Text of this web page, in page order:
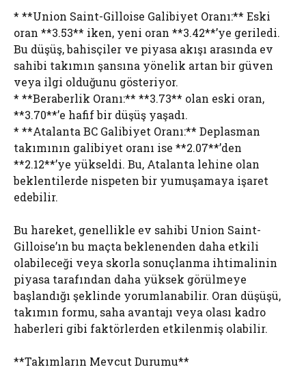
* **Union Saint-Gilloise Galibiyet Oranı:** Eski
oran **3.53** iken, yeni oran **3.42**’ye geriledi.
Bu düşüş, bahisçiler ve piyasa akışı arasında ev
sahibi takımın şansına yönelik artan bir güven
veya ilgi olduğunu gösteriyor.
* **Beraberlik Oranı:** **3.73** olan eski oran,
**3.70**’e hafif bir düşüş yaşadı.
* **Atalanta BC Galibiyet Oranı:** Deplasman
takımının galibiyet oranı ise **2.07**’den
**2.12**’ye yükseldi. Bu, Atalanta lehine olan
beklentilerde nispeten bir yumuşamaya işaret
edebilir.
Bu hareket, genellikle ev sahibi Union Saint-
Gilloise’ın bu maçta beklenenden daha etkili
olabileceği veya skorla sonuçlanma ihtimalinin
piyasa tarafından daha yüksek görülmeye
başlandığı şeklinde yorumlanabilir. Oran düşüşü,
takımın formu, saha avantajı veya olası kadro
haberleri gibi faktörlerden etkilenmiş olabilir.
**Takımların Mevcut Durumu**